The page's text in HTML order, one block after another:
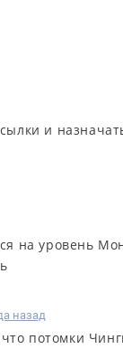
и
на уровень
назад
потомки